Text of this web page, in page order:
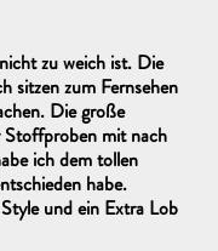
und es gelten die
.
auf weitere Aspekte ein,
Hamburger Fischmarkt
stammen. Gerne
du weitere Fragen hast.
zu weich ist. Die
sitzen zum Fernsehen
Die große
mit nach
ich dem tollen
habe.
und ein Extra Lob